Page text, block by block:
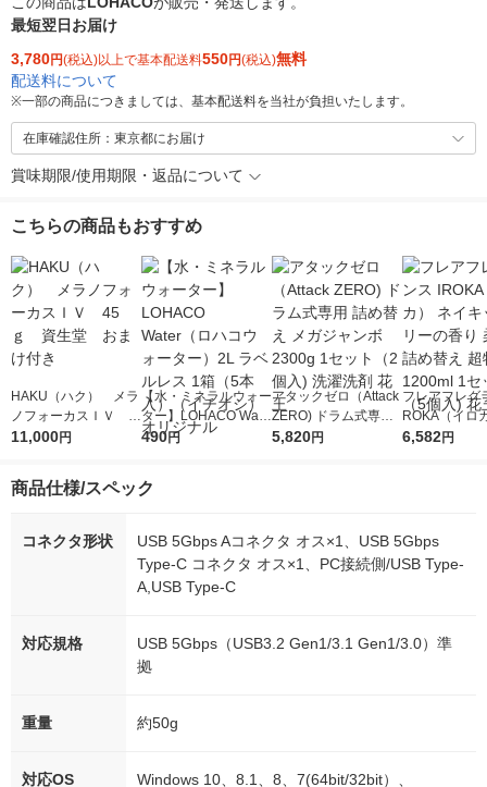
最短翌日お届け
3,780円(税込)以上で基本配送料550円(税込)無料
配送料について
※一部の商品につきましては、基本配送料を当社が負担いたします。
在庫確認住所：東京都にお届け
賞味期限/使用期限・返品について
こちらの商品もおすすめ
HAKU（ハク） メラ
ノフォーカスＩＶ 4
5ｇ 資生堂 おまけ
11,000円
【水・ミネラルウォー
ター】LOHACO Wate
r（ロハコウォータ
シ） オリジナル
490円
アタックゼロ（Attack
ZERO) ドラム式専用
詰め替え メガジャン
5,820円
フレアフレグ
ROKA（イロ
イキッドリリ
6,582円
商品仕様/スペック
コネクタ形状
USB 5Gbps Aコネクタ オス×1、USB 5Gbps
Type-C コネクタ オス×1、PC接続側/USB Type-
A,USB Type-C
対応規格
USB 5Gbps（USB3.2 Gen1/3.1 Gen1/3.0）準
拠
重量 約50g
対応OS
Windows 10、8.1、8、7(64bit/32bit）、